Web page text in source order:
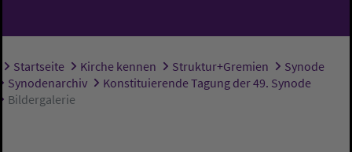
Sie sind hier:
Startseite Kirche kennen Struktur+Gremien
Synode
Synodenarchiv
Konstituierende Tagung der 49. Synode
Bildergalerie